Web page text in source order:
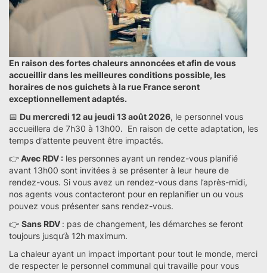
En raison des fortes chaleurs annoncées et afin de vous
accueillir dans les meilleures conditions possible, les
horaires de nos guichets à la rue France seront
exceptionnellement adaptés.
📅 Du mercredi 12 au jeudi 13 août 2026, le personnel vous
accueillera de 7h30 à 13h00. En raison de cette adaptation, les
temps d’attente peuvent être impactés.
👉Avec RDV : les personnes ayant un rendez-vous planifié
avant 13h00 sont invitées à se présenter à leur heure de
rendez-vous. Si vous avez un rendez-vous dans l’après-midi,
nos agents vous contacteront pour en replanifier un ou vous
pouvez vous présenter sans rendez-vous.
👉 Sans RDV : pas de changement, les démarches se feront
toujours jusqu’à 12h maximum.
La chaleur ayant un impact important pour tout le monde, merci
de respecter le personnel communal qui travaille pour vous